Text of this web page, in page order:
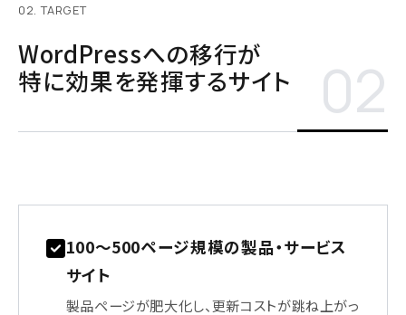
02. TARGET
WordPressへの移行が
特に効果を発揮するサイト
02
100〜500ページ規模の製品・サービス
サイト
製品ページが肥大化し、更新コストが跳ね上がっ